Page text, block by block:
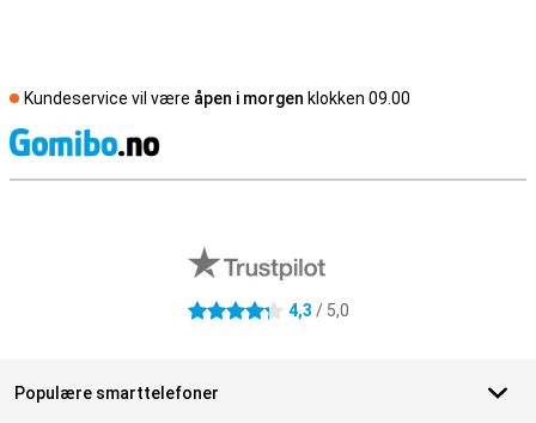
Kundeservice vil være åpen i morgen klokken 09.00
4.3 stjerner 4,3 / 5,0
Populære smarttelefoner